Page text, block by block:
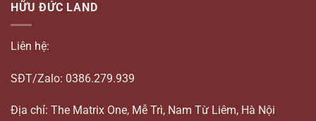
HỮU ĐỨC LAND
Liên hệ:
SĐT/Zalo: 0386.279.939
Địa chỉ: The Matrix One, Mễ Trì, Nam Từ Liêm, Hà Nội